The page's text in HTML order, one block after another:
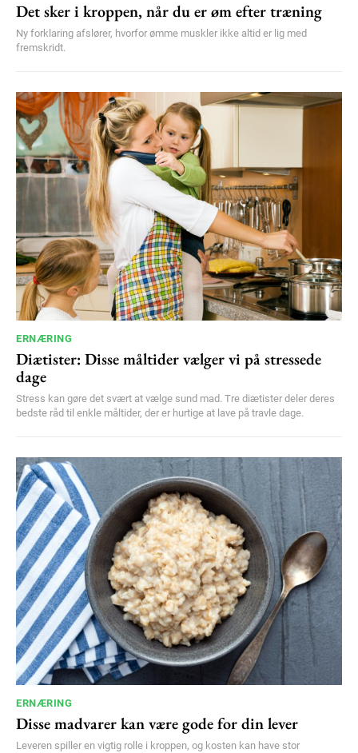
Det sker i kroppen, når du er øm efter træning
Ny forklaring afslører, hvorfor ømme muskler ikke altid er lig med
fremskridt.
ERNÆRING
Diætister: Disse måltider vælger vi på stressede
dage
Stress kan gøre det svært at vælge sund mad. Tre diætister deler deres
bedste råd til enkle måltider, der er hurtige at lave på travle dage.
ERNÆRING
Disse madvarer kan være gode for din lever
Leveren spiller en vigtig rolle i kroppen, og kosten kan have stor